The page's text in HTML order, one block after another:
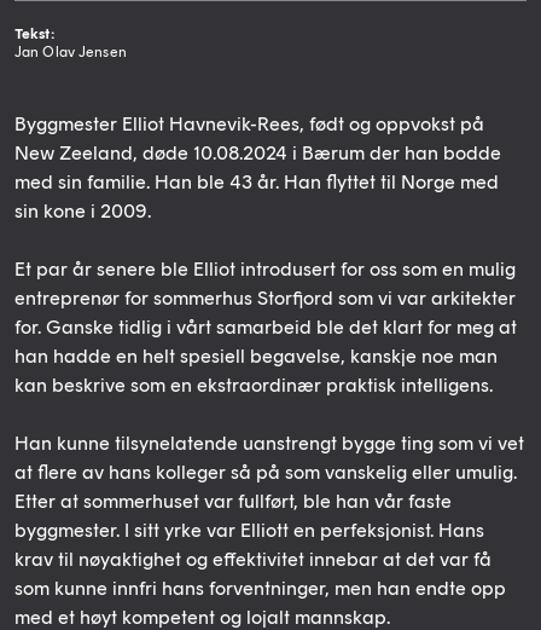
Tekst:
Jan Olav Jensen
Byggmester Elliot Havnevik-Rees, født og oppvokst på
New Zeeland, døde 10.08.2024 i Bærum der han bodde
med sin familie. Han ble 43 år. Han flyttet til Norge med
sin kone i 2009.
Et par år senere ble Elliot introdusert for oss som en mulig
entreprenør for sommerhus Storfjord som vi var arkitekter
for. Ganske tidlig i vårt samarbeid ble det klart for meg at
han hadde en helt spesiell begavelse, kanskje noe man
kan beskrive som en ekstraordinær praktisk intelligens.
Han kunne tilsynelatende uanstrengt bygge ting som vi vet
at flere av hans kolleger så på som vanskelig eller umulig.
Etter at sommerhuset var fullført, ble han vår faste
byggmester. I sitt yrke var Elliott en perfeksjonist. Hans
krav til nøyaktighet og effektivitet innebar at det var få
som kunne innfri hans forventninger, men han endte opp
med et høyt kompetent og lojalt mannskap.